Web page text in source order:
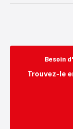
Besoin
Trouvez-le